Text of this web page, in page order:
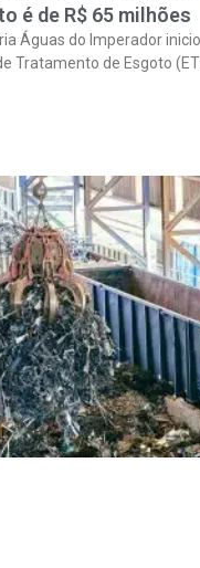
é de R$ 65 milhões
Águas do Imperador
Tratamento de Esgoto